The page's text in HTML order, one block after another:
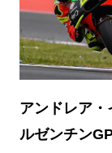
アンドレア
ルゼンチンGP